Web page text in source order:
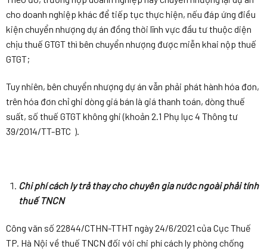
cho doanh nghiệp khác để tiếp tục thực hiện, nếu đáp ứng điều
kiện chuyển nhượng dự án đồng thời lĩnh vực đầu tư thuộc diện
chịu thuế GTGT thì bên chuyển nhượng được miễn khai nộp thuế
GTGT;
Tuy nhiên, bên chuyển nhượng dự án vẫn phải phát hành hóa đơn,
trên hóa đơn chỉ ghi dòng giá bán là giá thanh toán, dòng thuế
suất, số thuế GTGT không ghi (khoản 2.1 Phụ lục 4 Thông tư
39/2014/TT-BTC ).
Chi phí cách ly trả thay cho chuyên gia nước ngoài phải tính
thuế TNCN
Công văn số 22844/CTHN-TTHT ngày 24/6/2021 của Cục Thuế
TP. Hà Nội về thuế TNCN đối với chi phí cách ly phòng chống